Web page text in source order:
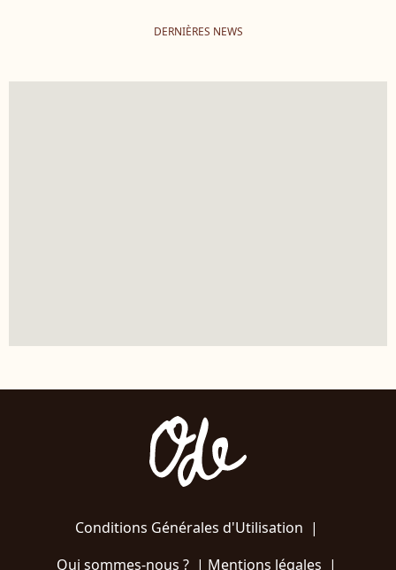
DERNIÈRES NEWS
Conditions Générales d'Utilisation |
Qui sommes-nous ?| Mentions légales |